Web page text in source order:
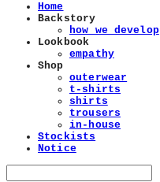
Home
Backstory
how we develop
Lookbook
empathy
Shop
outerwear
t-shirts
shirts
trousers
in-house
Stockists
Notice